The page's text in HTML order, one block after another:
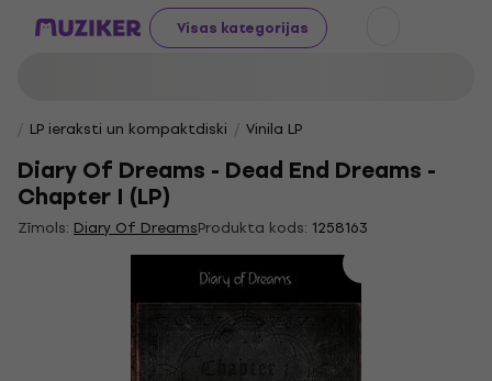
Visas kategorijas
LP ieraksti un kompaktdiski Vinila LP
Diary Of Dreams - Dead End Dreams -
Chapter I (LP)
Zīmols: Diary Of DreamsProdukta kods: 1258163